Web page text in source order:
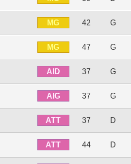
MG 42 G
MG 47 G
AID 37 G
AIG 37 G
ATT 37 D
ATT 44 D